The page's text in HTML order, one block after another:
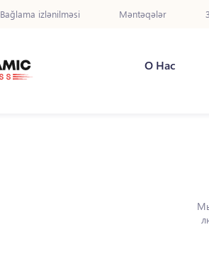
Bağlama izlənilməsi Məntəqələr
О Нас